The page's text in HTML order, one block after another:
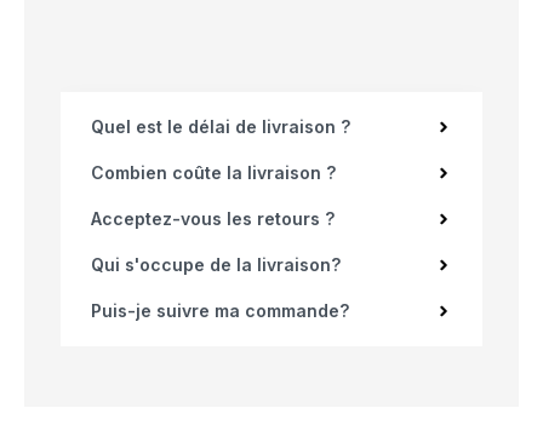
Quel est le délai de livraison ?
Combien coûte la livraison ?
Acceptez-vous les retours ?
Qui s'occupe de la livraison?
Puis-je suivre ma commande?